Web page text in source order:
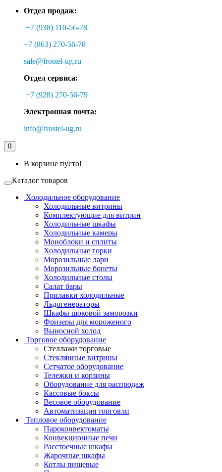
Отдел продаж:
+7 (938) 110-56-78
+7 (863) 270-56-78
sale@frostel-ug.ru
Отдел сервиса:
+7 (928) 270-56-79
Электронная почта:
info@frostel-ug.ru
0
В корзине пусто!
Каталог товаров
Холодильное оборудование
Холодильные витрины
Комплектующие для витрин
Холодильные шкафы
Холодильные камеры
Моноблоки и сплиты
Холодильные горки
Морозильные лари
Морозильные бонеты
Холодильные столы
Салат бары
Прилавки холодильные
Льдогенераторы
Шкафы шоковой заморозки
Фризеры для мороженого
Выносной холод
Торговое оборудование
Стеллажи торговые
Стеклянные витрины
Сетчатое оборудование
Тележки и корзины
Оборудование для распродаж
Кассовые боксы
Весовое оборудование
Автоматизация торговли
Тепловое оборудование
Пароконвектоматы
Конвекционные печи
Расстоечные шкафы
Жарочные шкафы
Котлы пищевые